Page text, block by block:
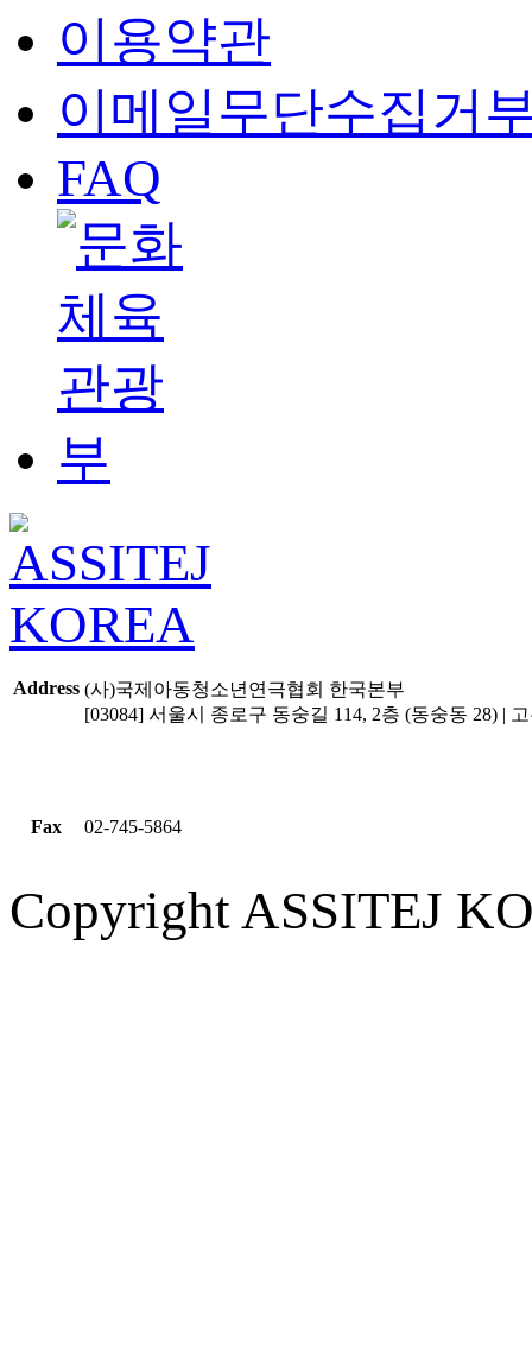
이용약관
이메일무단수집거
FAQ
Address (사)국제아동청소년연극협회 한국본부
[03084] 서울시 종로구 동숭길 114, 2층 (동숭동 28) |
Fax 02-745-5864
Copyright ASSITEJ